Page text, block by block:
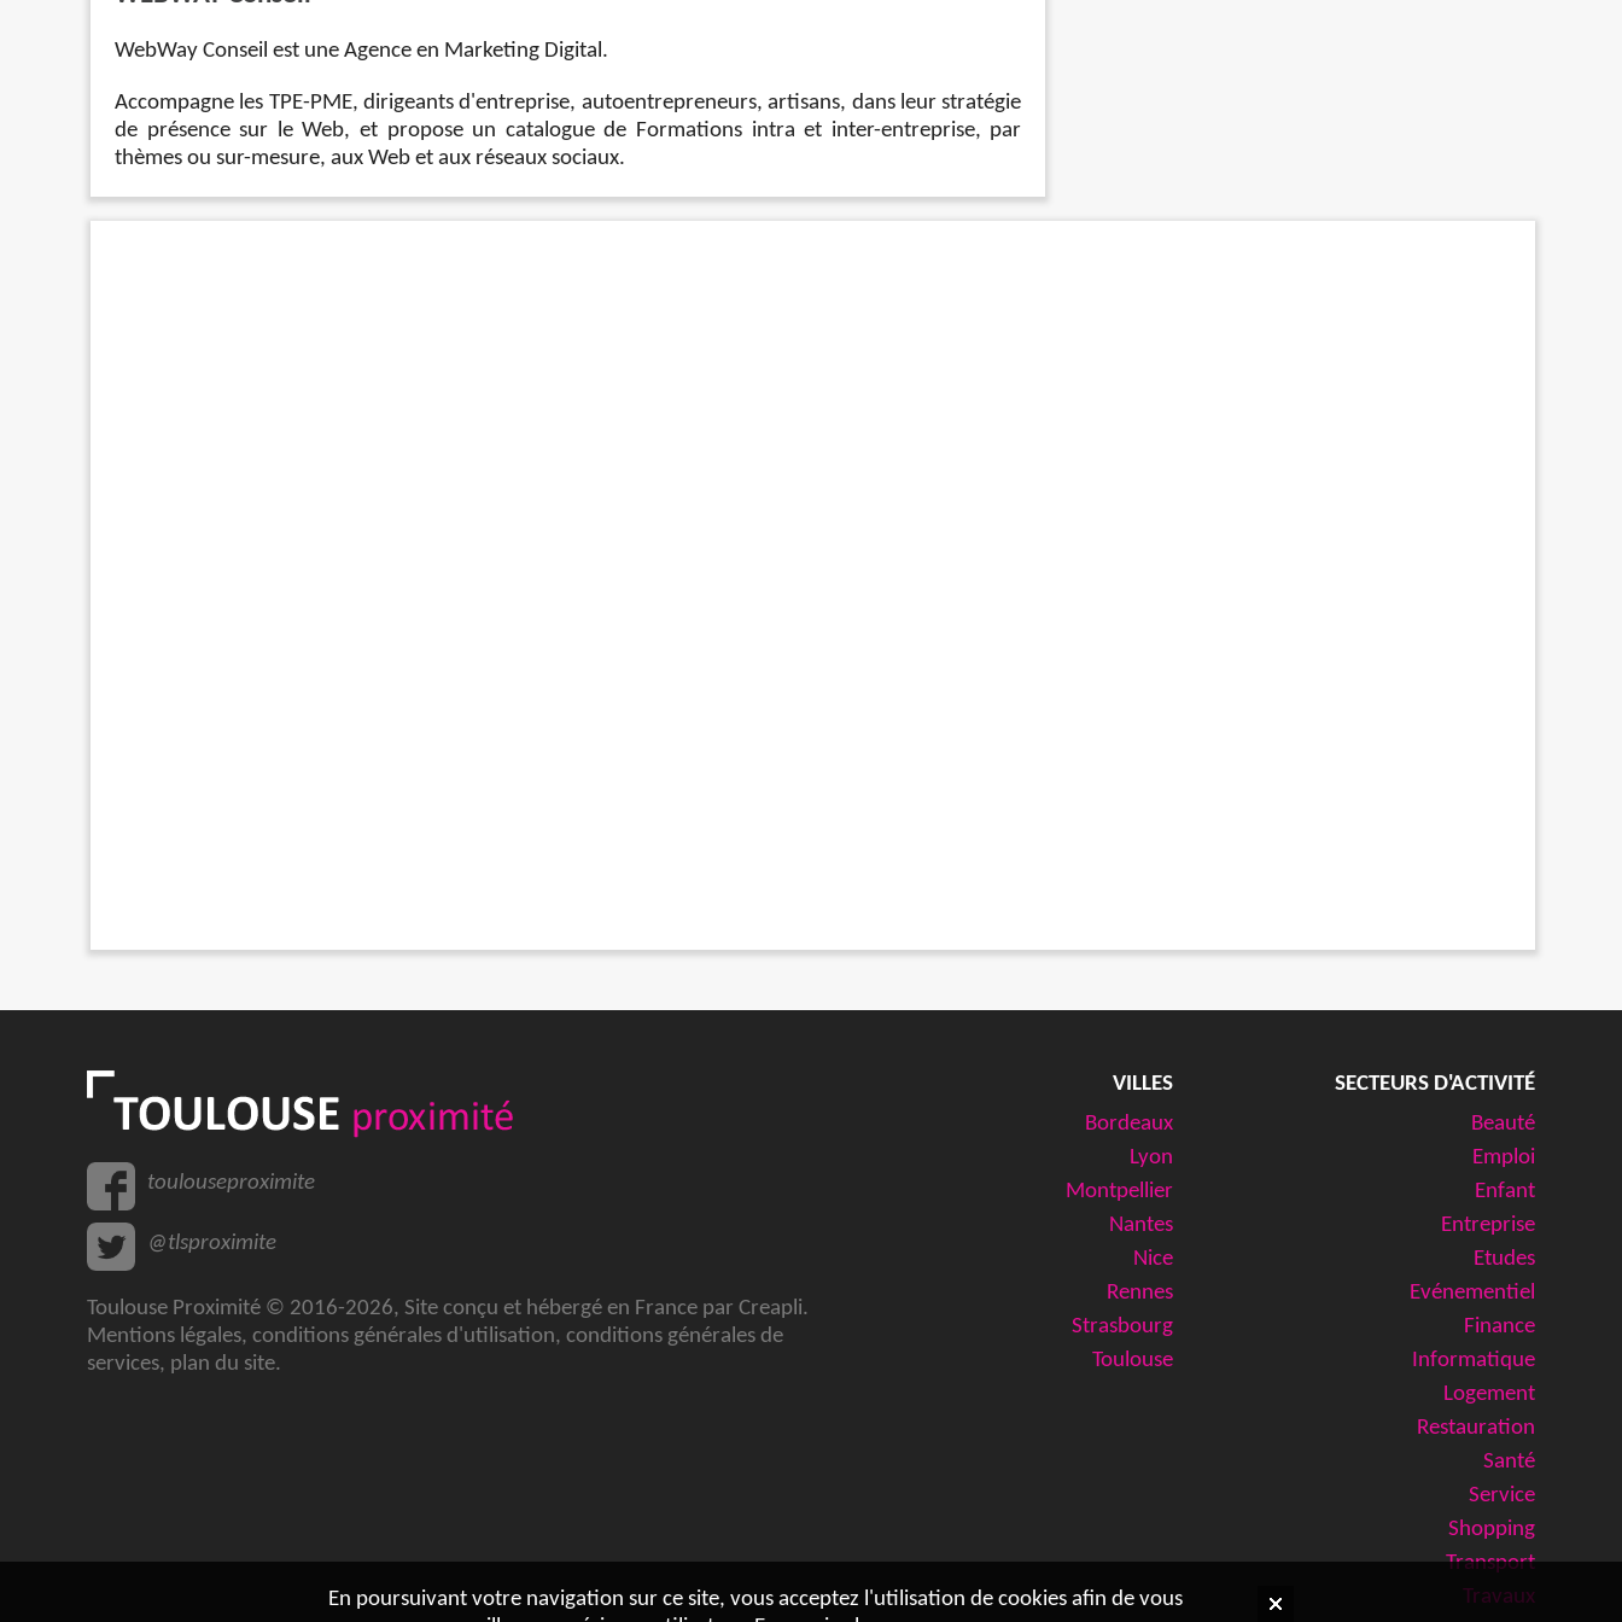
WebWay Conseil est une Agence en Marketing Digital.
Accompagne les TPE-PME, dirigeants d'entreprise, autoentrepreneurs, artisans, dans leur stratégie
de présence sur le Web, et propose un catalogue de Formations intra et inter-entreprise, par
thèmes ou sur-mesure, aux Web et aux réseaux sociaux.
toulouseproximite
@tlsproximite
SECTEURS D'ACTIVITÉ
Beauté
Emploi
Enfant
Entreprise
Etudes
Evénementiel
Finance
Informatique
Logement
Restauration
Santé
Service
Shopping
Transport
Travaux
VILLES
Bordeaux
Lyon
Montpellier
Nantes
Nice
Rennes
Strasbourg
Toulouse
Toulouse Proximité © 2016-2026, Site conçu et hébergé en France par Creapli.
Mentions légales, conditions générales d'utilisation, conditions générales de
services, plan du site.
En poursuivant votre navigation sur ce site, vous acceptez l'utilisation de cookies afin de vous